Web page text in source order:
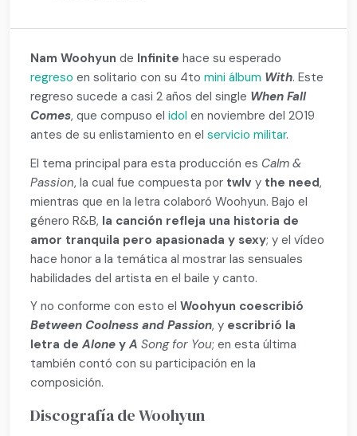
Nam Woohyunde Infinite hace su esperado
regreso en solitario con su 4tomini álbum With. Este
regreso sucede a casi 2 años del single When Fall
Comes, que compuso elidol en noviembre del 2019
antes de su enlistamiento en elservicio militar.
El tema principal para esta producción es Calm &
Passion, la cual fue compuesta por twlv y the need,
mientras que en la letra colaboró Woohyun. Bajo el
género R&B, la canción refleja una historia de
amor tranquila pero apasionada y sexy; y el vídeo
hace honor a la temática al mostrar las sensuales
habilidades del artista en el baile y canto.
Y no conforme con esto elWoohyun coescribió
Between Coolness and Passion, y escribrió la
letra deAlone yA Song for You; en esta última
también contó con su participación en la
composición.
Discografía de Woohyun